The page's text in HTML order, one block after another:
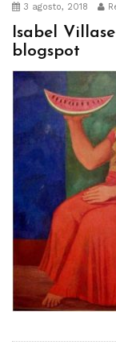
3 agosto, 2018
Isabel
blogspot